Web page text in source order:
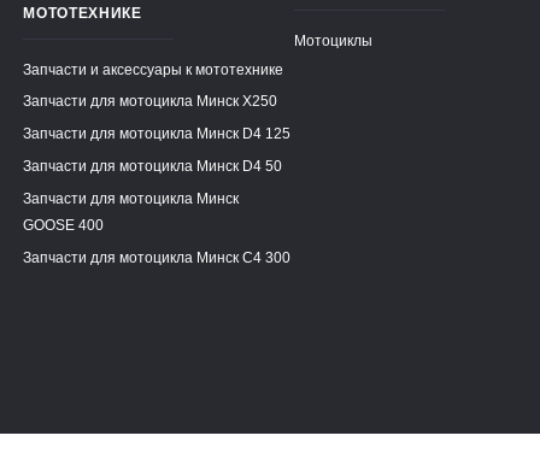
МОТОТЕХНИКЕ
Запчасти и аксессуары к мототехнике
Запчасти для мотоцикла Минск X250
Запчасти для мотоцикла Минск D4 125
Запчасти для мотоцикла Минск D4 50
Запчасти для мотоцикла Минск
GOOSE 400
Запчасти для мотоцикла Минск C4 300
Мотоциклы